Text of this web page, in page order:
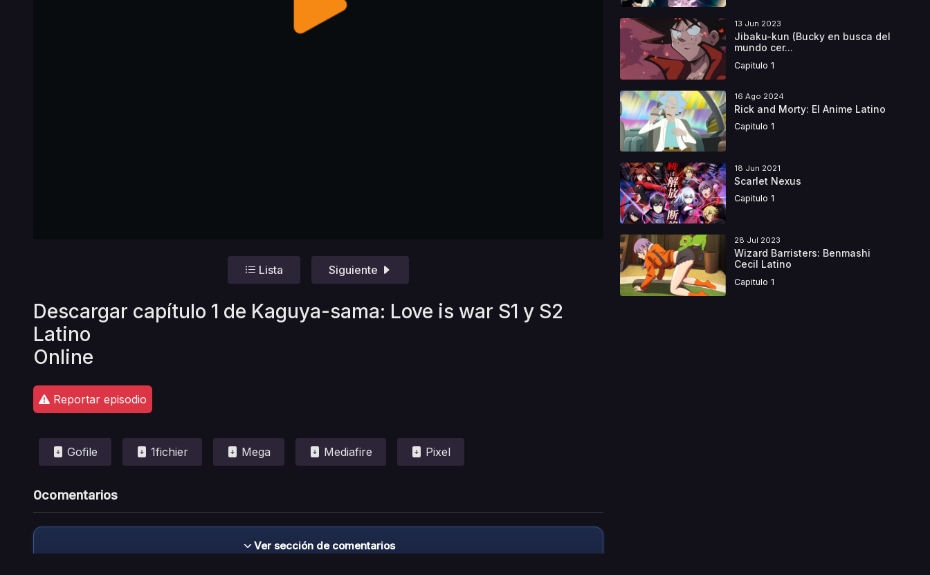
Lista Siguiente
Descargar capítulo 1 de Kaguya-sama: Love is war S1 y S2
Latino
Online
Reportar episodio
Gofile 1fichier Mega Mediafire Pixel
0comentarios
Ver sección de comentarios
13 Jun 2023
Jibaku-kun (Bucky en busca del
mundo cer...
Capitulo 1
16 Ago 2024
Rick and Morty: El Anime Latino
Capitulo 1
18 Jun 2021
Scarlet Nexus
Capitulo 1
28 Jul 2023
Wizard Barristers: Benmashi
Cecil Latino
Capitulo 1